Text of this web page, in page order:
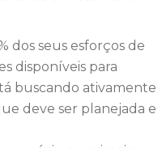
dos seus esforços de
disponíveis para
buscando ativamente
deve ser planejada e